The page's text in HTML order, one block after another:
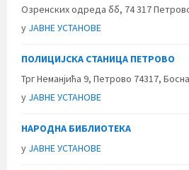
Озренских одреда бб, 74 317
у ЈАВНЕ УСТАНОВЕ
ПОЛИЦИЈСКА СТАНИЦА ПЕТРОВО
Трг Неманјића 9, Петрово 74317,
у ЈАВНЕ УСТАНОВЕ
НАРОДНА БИБЛИОТЕКА
у ЈАВНЕ УСТАНОВЕ